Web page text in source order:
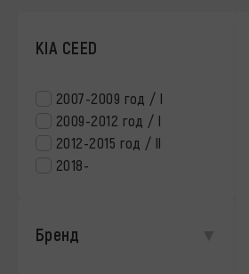
KIA CEED
2007-2009 год / I
2009-2012 год / I
2012-2015 год / II
2018-
Бренд